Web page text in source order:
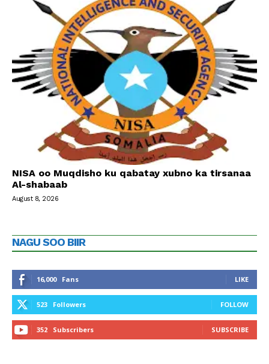
NISA oo Muqdisho ku qabatay xubno ka tirsanaa
Al-shabaab
August 8, 2026
NAGU SOO BIIR
16,000 Fans LIKE
523 Followers FOLLOW
352 Subscribers SUBSCRIBE